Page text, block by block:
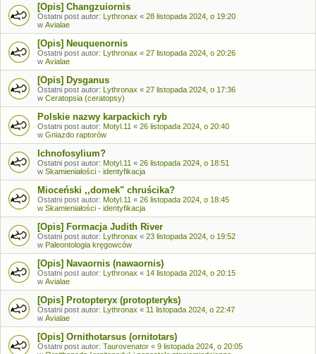
[Opis] Changzuiornis
Ostatni post autor: Lythronax « 28 listopada 2024, o 19:20
w Avialae
[Opis] Neuquenornis
Ostatni post autor: Lythronax « 27 listopada 2024, o 20:26
w Avialae
[Opis] Dysganus
Ostatni post autor: Lythronax « 27 listopada 2024, o 17:36
w Ceratopsia (ceratopsy)
Polskie nazwy karpackich ryb
Ostatni post autor: Motyl.11 « 26 listopada 2024, o 20:40
w Gniazdo raptorów
Ichnofosylium?
Ostatni post autor: Motyl.11 « 26 listopada 2024, o 18:51
w Skamieniałości - identyfikacja
Mioceński ,,domek" chruścika?
Ostatni post autor: Motyl.11 « 26 listopada 2024, o 18:45
w Skamieniałości - identyfikacja
[Opis] Formacja Judith River
Ostatni post autor: Lythronax « 23 listopada 2024, o 19:52
w Paleontologia kręgowców
[Opis] Navaornis (nawaornis)
Ostatni post autor: Lythronax « 14 listopada 2024, o 20:15
w Avialae
[Opis] Protopteryx (protopteryks)
Ostatni post autor: Lythronax « 11 listopada 2024, o 22:47
w Avialae
[Opis] Ornithotarsus (ornitotars)
Ostatni post autor: Taurovenator « 9 listopada 2024, o 20:05